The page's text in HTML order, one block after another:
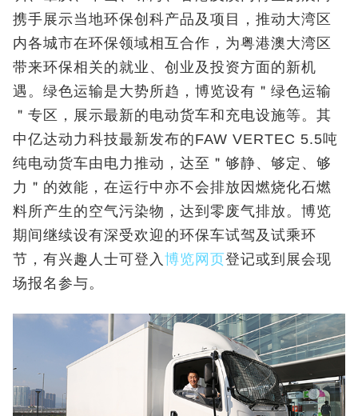
携手展示当地环保创科产品及项目，推动大湾区
内各城市在环保领域相互合作，为粤港澳大湾区
带来环保相关的就业、创业及投资方面的新机
遇。绿色运输是大势所趋，博览设有＂绿色运输
＂专区，展示最新的电动货车和充电设施等。其
中亿达动力科技最新发布的FAW VERTEC 5.5吨
纯电动货车由电力推动，达至＂够静、够定、够
力＂的效能，在运行中亦不会排放因燃烧化石燃
料所产生的空气污染物，达到零废气排放。博览
期间继续设有深受欢迎的环保车试驾及试乘环
节，有兴趣人士可登入 博览网页登记或到展会现
场报名参与。